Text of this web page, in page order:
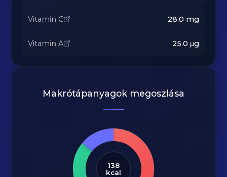
Vitamin C 28.0 mg
Vitamin A 25.0 μg
Makrótápanyagok megoszlása
138
kcal